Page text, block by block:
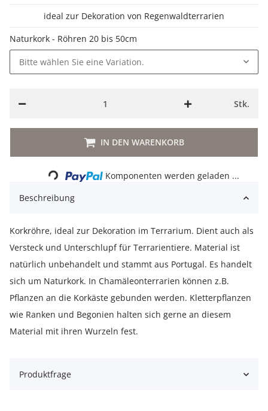
ideal zur Dekoration von Regenwaldterrarien
Naturkork - Röhren 20 bis 50cm
Bitte wählen Sie eine Variation.
Stk.
IN DEN WARENKORB
Loading...
Komponenten werden geladen ...
Beschreibung
Korkröhre, ideal zur Dekoration im Terrarium. Dient auch als
Versteck und Unterschlupf für Terrarientiere. Material ist
natürlich unbehandelt und stammt aus Portugal. Es handelt
sich um Naturkork. In Chamäleonterrarien können z.B.
Pflanzen an die Korkäste gebunden werden. Kletterpflanzen
wie Ranken und Begonien halten sich gerne an diesem
Material mit ihren Wurzeln fest.
Produktfrage